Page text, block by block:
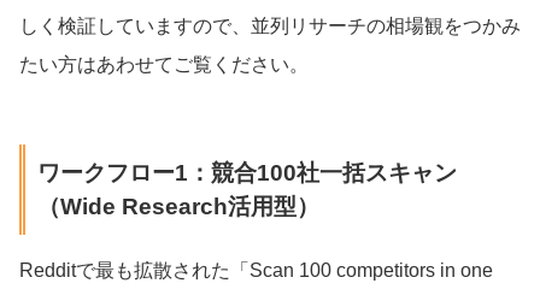
しく検証していますので、並列リサーチの相場観をつかみ
たい方はあわせてご覧ください。
ワークフロー1：競合100社一括スキャン
（Wide Research活用型）
Redditで最も拡散された「Scan 100 competitors in one